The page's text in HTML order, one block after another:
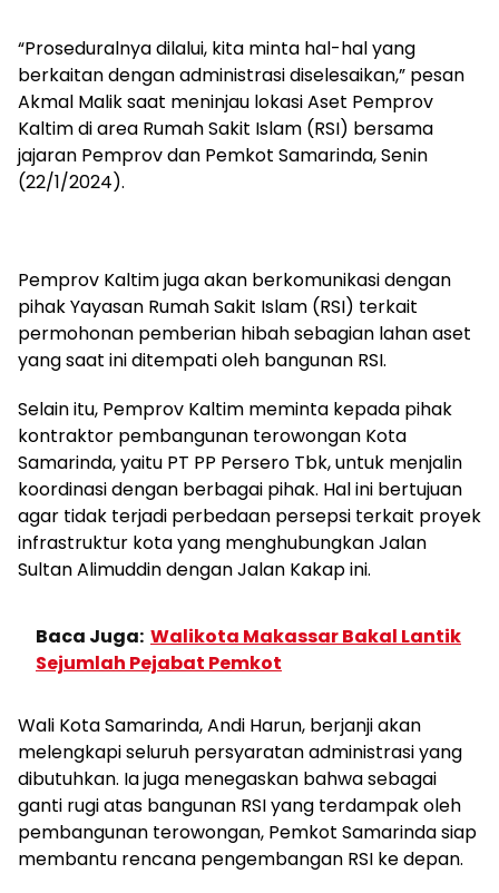
“Proseduralnya dilalui, kita minta hal-hal yang
berkaitan dengan administrasi diselesaikan,” pesan
Akmal Malik saat meninjau lokasi Aset Pemprov
Kaltim di area Rumah Sakit Islam (RSI) bersama
jajaran Pemprov dan Pemkot Samarinda, Senin
(22/1/2024).
Pemprov Kaltim juga akan berkomunikasi dengan
pihak Yayasan Rumah Sakit Islam (RSI) terkait
permohonan pemberian hibah sebagian lahan aset
yang saat ini ditempati oleh bangunan RSI.
Selain itu, Pemprov Kaltim meminta kepada pihak
kontraktor pembangunan terowongan Kota
Samarinda, yaitu PT PP Persero Tbk, untuk menjalin
koordinasi dengan berbagai pihak. Hal ini bertujuan
agar tidak terjadi perbedaan persepsi terkait proyek
infrastruktur kota yang menghubungkan Jalan
Sultan Alimuddin dengan Jalan Kakap ini.
Baca Juga: Walikota Makassar Bakal Lantik
Sejumlah Pejabat Pemkot
Wali Kota Samarinda, Andi Harun, berjanji akan
melengkapi seluruh persyaratan administrasi yang
dibutuhkan. Ia juga menegaskan bahwa sebagai
ganti rugi atas bangunan RSI yang terdampak oleh
pembangunan terowongan, Pemkot Samarinda siap
membantu rencana pengembangan RSI ke depan.